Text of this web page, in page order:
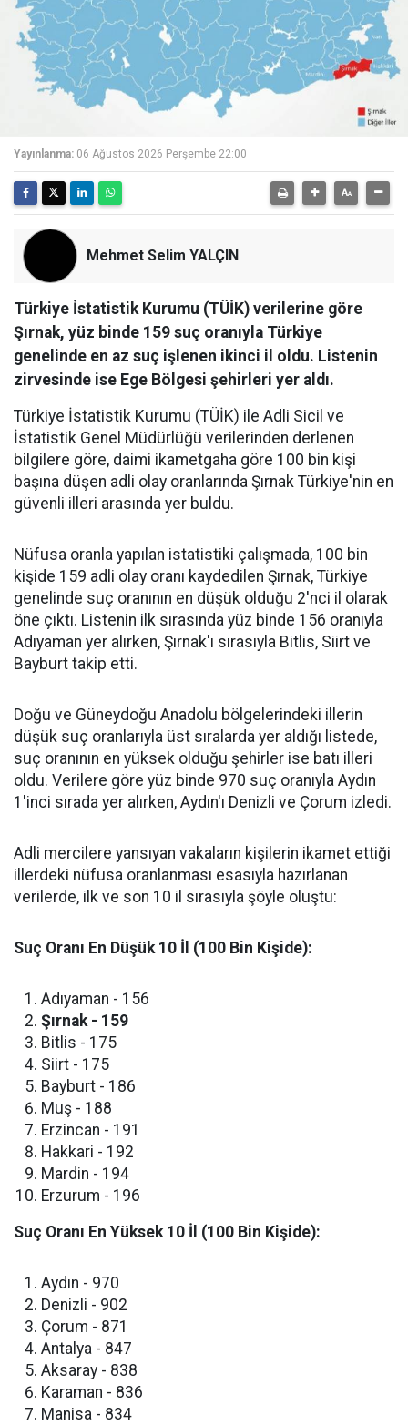
Yayınlanma: 06 Ağustos 2026 Perşembe 22:00
Mehmet Selim YALÇIN
Türkiye İstatistik Kurumu (TÜİK) verilerine göre
Şırnak, yüz binde 159 suç oranıyla Türkiye
genelinde en az suç işlenen ikinci il oldu. Listenin
zirvesinde ise Ege Bölgesi şehirleri yer aldı.
Türkiye İstatistik Kurumu (TÜİK) ile Adli Sicil ve
İstatistik Genel Müdürlüğü verilerinden derlenen
bilgilere göre, daimi ikametgaha göre 100 bin kişi
başına düşen adli olay oranlarında Şırnak Türkiye'nin en
güvenli illeri arasında yer buldu.
​Nüfusa oranla yapılan istatistiki çalışmada, 100 bin
kişide 159 adli olay oranı kaydedilen Şırnak, Türkiye
genelinde suç oranının en düşük olduğu 2'nci il olarak
öne çıktı. Listenin ilk sırasında yüz binde 156 oranıyla
Adıyaman yer alırken, Şırnak'ı sırasıyla Bitlis, Siirt ve
Bayburt takip etti.
​Doğu ve Güneydoğu Anadolu bölgelerindeki illerin
düşük suç oranlarıyla üst sıralarda yer aldığı listede,
suç oranının en yüksek olduğu şehirler ise batı illeri
oldu. Verilere göre yüz binde 970 suç oranıyla Aydın
1'inci sırada yer alırken, Aydın'ı Denizli ve Çorum izledi.
​Adli mercilere yansıyan vakaların kişilerin ikamet ettiği
illerdeki nüfusa oranlanması esasıyla hazırlanan
verilerde, ilk ve son 10 il sırasıyla şöyle oluştu:
Suç Oranı En Düşük 10 İl (100 Bin Kişide):
​Adıyaman - 156
Şırnak - 159
​Bitlis - 175
​Siirt - 175
​Bayburt - 186
​Muş - 188
​Erzincan - 191
​Hakkari - 192
​Mardin - 194
​Erzurum - 196
Suç Oranı En Yüksek 10 İl (100 Bin Kişide):
​Aydın - 970
​Denizli - 902
​Çorum - 871
​Antalya - 847
​Aksaray - 838
​Karaman - 836
​Manisa - 834